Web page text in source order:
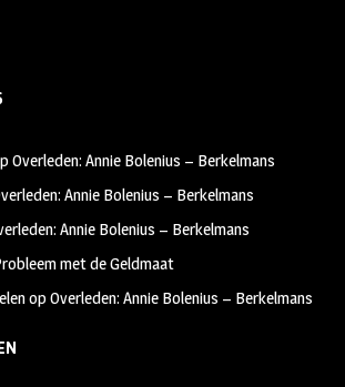
Overleden: Annie Bolenius – Berkelmans
Annie Bolenius – Berkelmans
Annie Bolenius – Berkelmans
met de Geldmaat
opOverleden: Annie Bolenius – Berkelmans